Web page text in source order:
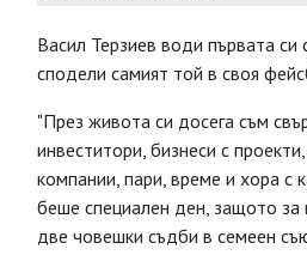
Васил Терзиев води първата си
сподели самият той в своя
"През живота си досега съм
инвеститори, бизнеси с
компании, пари, време и хора с
беше специален ден, защото за
две човешки съдби в семеен